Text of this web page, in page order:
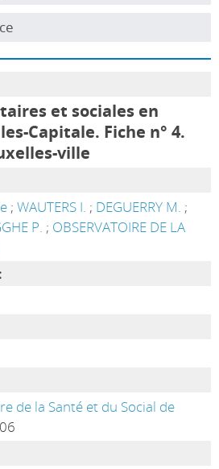
et sociales en
Capitale. Fiche n° 4.
ville
; WAUTERS I. ; DEGUERRY M. ;
P. ; OBSERVATOIRE DE LA
de la Santé et du Social de